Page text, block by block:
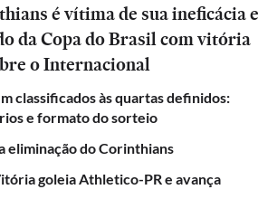
é vítima de sua ineficácia e
da Copa do Brasil com vitória
o Internacional
classificados às quartas definidos:
e formato do sorteio
eliminação do Corinthians
goleia Athletico-PR e avança